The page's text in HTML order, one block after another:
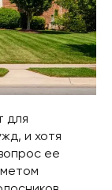
для
и хотя
ее